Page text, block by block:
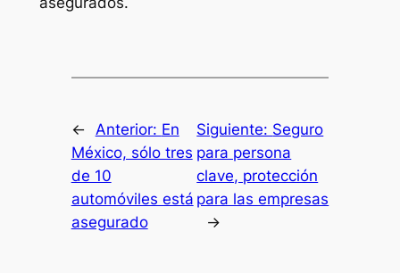
← Anterior: En
México, sólo tres
de 10
automóviles está
asegurado
Siguiente: Seguro
para persona
clave, protección
para las empresas
→